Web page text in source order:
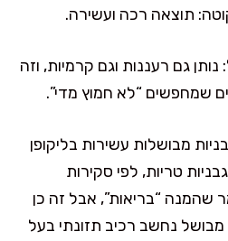
גם רעננות וגם קרמיות, וזה
שמחפשים “לא חמוץ מדי”.
מבושלות עשירות בליקופן
טריות, לפי סקירות
שהמנה “בריאות”, אבל זה כן
נחשב רכיב תזונתי בעל